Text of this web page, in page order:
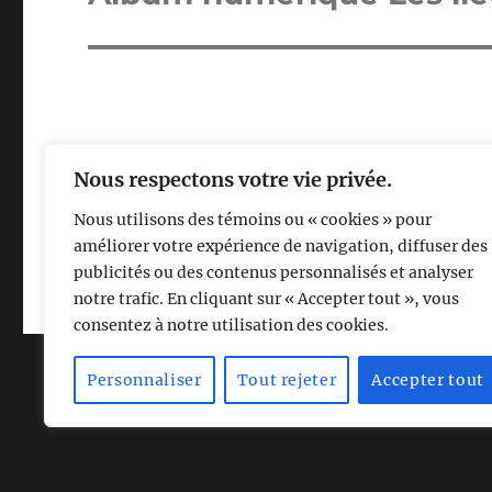
Nous respectons votre vie privée.
Nous utilisons des témoins ou « cookies » pour
améliorer votre expérience de navigation, diffuser des
publicités ou des contenus personnalisés et analyser
notre trafic. En cliquant sur « Accepter tout », vous
consentez à notre utilisation des cookies.
Personnaliser Tout rejeter Accepter tout
FacebookLinkedInBlueskyYoutubeVimeo
Sylvie Chenard Artiste Fièrement propulsé par